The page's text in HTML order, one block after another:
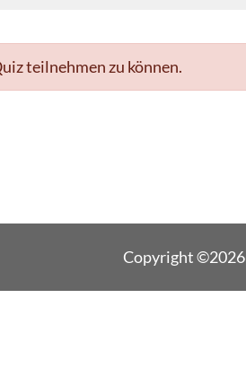
teilnehmen zu können.
Copyright ©2026